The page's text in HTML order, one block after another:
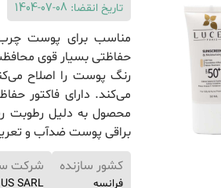
تاریخ انقضا: 08-07-1404
رنگ پوست را اصلاح
می‌کند. دارای فاکتور
محصول به دلیل
براقی پوست ضد‌آب و
کشور سازنده
فرانسه
شرکت
SARL